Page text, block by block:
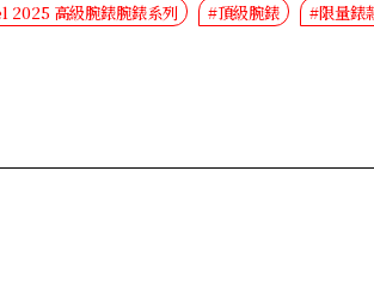
2025 高級腕錶腕錶系列 #頂級腕錶
#限量錶